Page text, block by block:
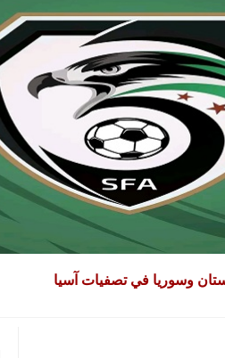
وسوريا في تصفيات آسيا